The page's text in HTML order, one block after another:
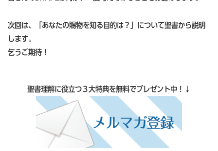
次回は、「あなたの賜物を知る目的は？」について聖書から説明
します。
乞うご期待！
聖書理解に役立つ３大特典を無料でプレゼント中！↓